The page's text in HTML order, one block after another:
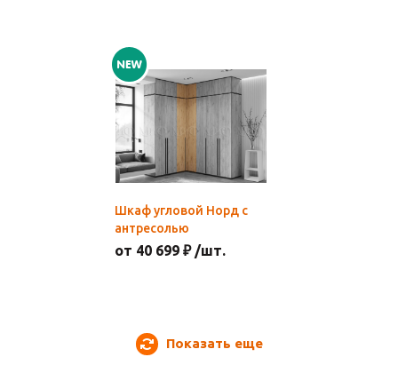
Шкаф угловой Норд с
антресолью
от 40 699 ₽ /шт.
Показать еще